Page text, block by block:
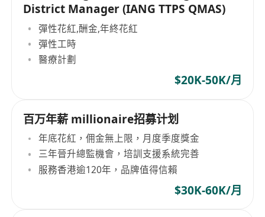
District Manager (IANG TTPS QMAS)
彈性花紅,酬金,年終花紅
彈性工時
醫療計劃
$20K-50K/月
百万年薪 millionaire招募计划
年底花紅，佣金無上限，月度季度獎金
三年晉升總監機會，培訓支援系統完善
服務香港逾120年，品牌值得信賴
$30K-60K/月